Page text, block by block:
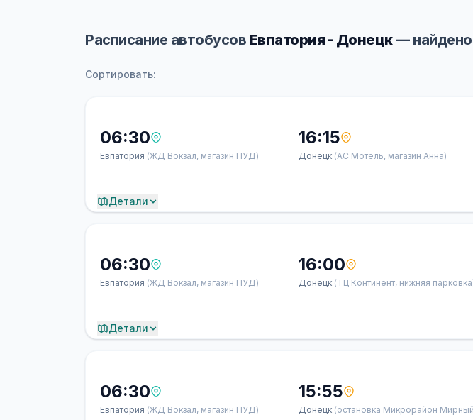
Расписание автобусов Евпатория - Донецк— найдено
Сортировать:
06:30
Евпатория (ЖД Вокзал, магазин ПУД)
16:15
Донецк (АС Мотель, магазин Анна)
Детали
06:30
Евпатория (ЖД Вокзал, магазин ПУД)
16:00
Донецк (ТЦ Континент, нижняя
Детали
06:30
Евпатория (ЖД Вокзал, магазин ПУД)
15:55
Донецк (остановка Микрорайон